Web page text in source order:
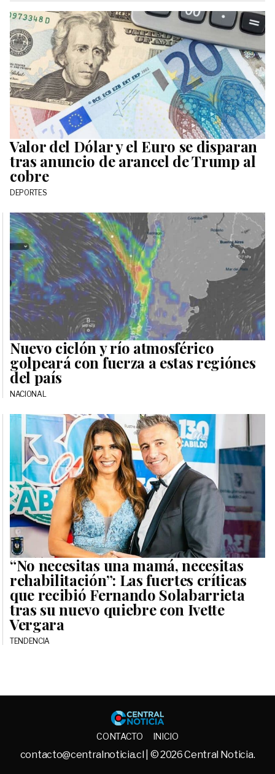
Valor del Dólar y el Euro se disparan
tras anuncio de arancel de Trump al
cobre
DEPORTES
Nuevo ciclón y río atmosférico
golpeará con fuerza a estas regiónes
del país
NACIONAL
“No necesitas una mamá, necesitas
rehabilitación”: Las fuertes críticas
que recibió Fernando Solabarrieta
tras su nuevo quiebre con Ivette
Vergara
TENDENCIA
Central
CONTACTO INICIO
contacto@centralnoticia.cl | © 2026 Central Noticia.